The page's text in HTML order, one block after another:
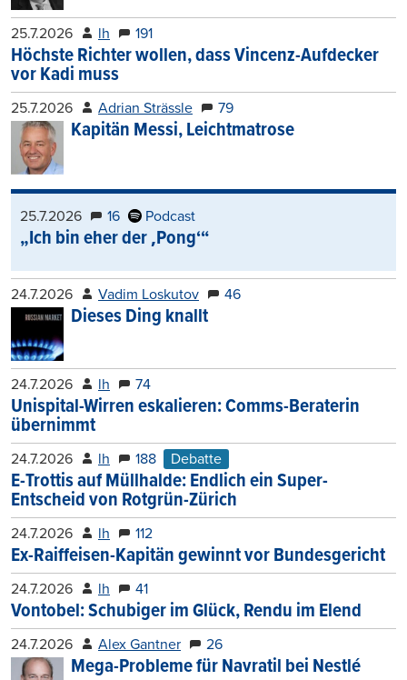
25.7.2026 lh 191
Höchste Richter wollen, dass Vincenz-Aufdecker
vor Kadi muss
25.7.2026 Adrian Strässle 79
Kapitän Messi, Leichtmatrose
25.7.2026 16 Podcast
„Ich bin eher der ‚Pong‘“
24.7.2026 Vadim Loskutov 46
Dieses Ding knallt
24.7.2026 lh 74
Unispital-Wirren eskalieren: Comms-Beraterin
übernimmt
24.7.2026 lh 188 Debatte
E-Trottis auf Müllhalde: Endlich ein Super-
Entscheid von Rotgrün-Zürich
24.7.2026 lh 112
Ex-Raiffeisen-Kapitän gewinnt vor Bundesgericht
24.7.2026 lh 41
Vontobel: Schubiger im Glück, Rendu im Elend
24.7.2026 Alex Gantner 26
Mega-Probleme für Navratil bei Nestlé